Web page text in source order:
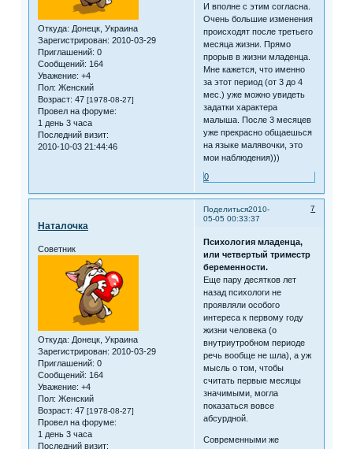
Откуда: Донецк, Украина
Зарегистрирован: 2010-03-29
Приглашений: 0
Сообщений: 164
Уважение: +4
Пол: Женский
Возраст: 47 [1978-08-27]
Провел на форуме:
1 день 3 часа
Последний визит:
2010-10-03 21:44:46
И вполне с этим согласна.
Очень большие изменения
происходят после третьего
месяца жизни. Прямо
прорыв в жизни младенца.
Мне кажется, что именно
за этот период (от 3 до 4
мес.) уже можно увидеть
задатки характера
малыша. После 3 месяцев
уже прекрасно общаешься
на языке малявочки, это
мои наблюдения)))
0
Поделиться 7
2010-
05-05 00:33:37
Наталочка
Советник
Откуда: Донецк, Украина
Зарегистрирован: 2010-03-29
Приглашений: 0
Сообщений: 164
Уважение: +4
Пол: Женский
Возраст: 47 [1978-08-27]
Провел на форуме:
1 день 3 часа
Последний визит:
Психология младенца,
или четвертый триместр
беременности.
Еще пару десятков лет
назад психологи не
проявляли особого
интереса к первому году
жизни человека (о
внутриутробном периоде
речь вообще не шла), а уж
мысль о том, чтобы
считать первые месяцы
значимыми, могла
показаться вовсе
абсурдной.
Современными же